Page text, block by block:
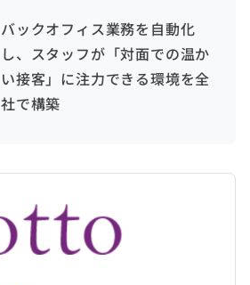
バックオフィス業務を自動化
し、スタッフが「対面での温か
い接客」に注力できる環境を全
社で構築